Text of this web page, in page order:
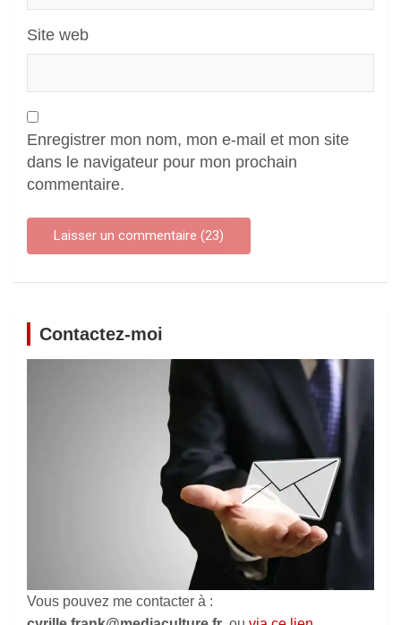
Site web
Enregistrer mon nom, mon e-mail et mon site
dans le navigateur pour mon prochain
commentaire.
Contactez-moi
Vous pouvez me contacter à :